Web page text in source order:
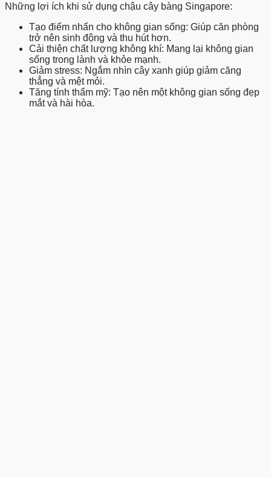
Những lợi ích khi sử dụng chậu cây bàng Singapore:
Tạo điểm nhấn cho không gian sống: Giúp căn phòng
trở nên sinh động và thu hút hơn.
Cải thiện chất lượng không khí: Mang lại không gian
sống trong lành và khỏe mạnh.
Giảm stress: Ngắm nhìn cây xanh giúp giảm căng
thẳng và mệt mỏi.
Tăng tính thẩm mỹ: Tạo nên một không gian sống đẹp
mắt và hài hòa.